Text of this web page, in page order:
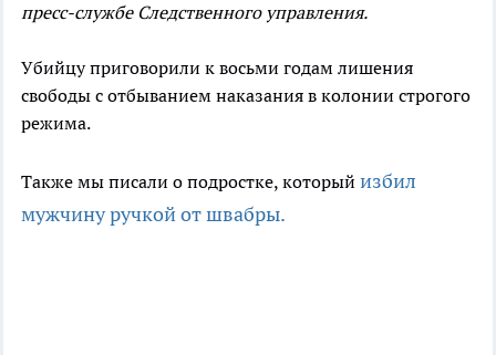
пресс-службе Следственного управления.
Убийцу приговорили к восьми годам лишения
свободы с отбыванием наказания в колонии строгого
режима.
Также мы писали о подростке, который избил
мужчину ручкой от швабры.